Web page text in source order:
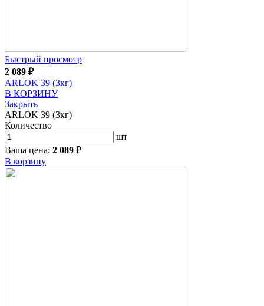
Быстрый просмотр
2 089 ₽
ARLOK 39 (3кг)
В КОРЗИНУ
Закрыть
ARLOK 39 (3кг)
Количество
шт
Ваша цена: 2 089 ₽
В корзину